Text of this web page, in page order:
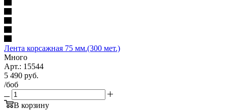
Лента корсажная 75 мм.(300 мет.)
Много
Арт.: 15544
5 490 руб.
/боб
В корзину